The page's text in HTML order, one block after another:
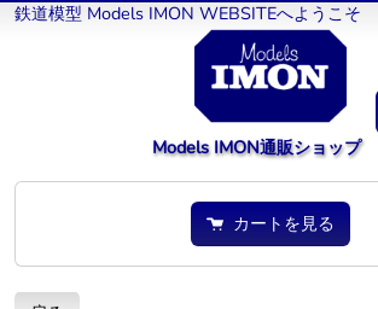
鉄道模型 Models IMON WEBSITEへようこそ
Models IMON通販ショップ
カートを見る